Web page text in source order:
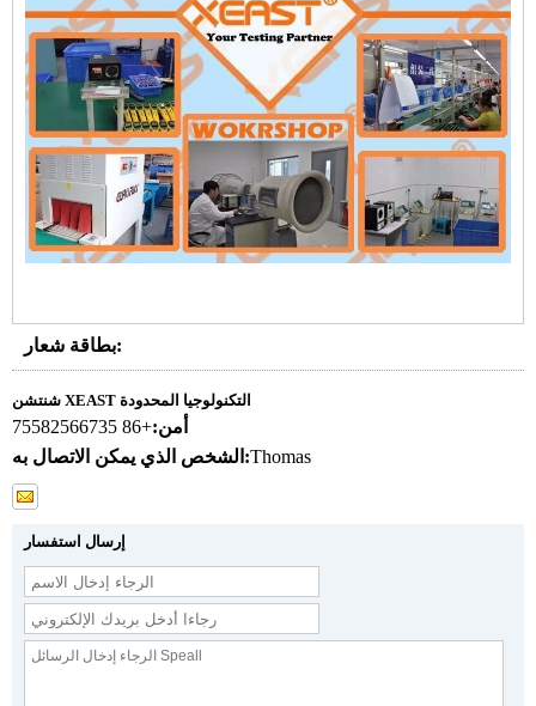
بطاقة شعار:
شنتشن XEAST التكنولوجيا المحدودة
أمن:+86 75582566735
الشخص الذي يمكن الاتصال به:Thomas
إرسال استفسار